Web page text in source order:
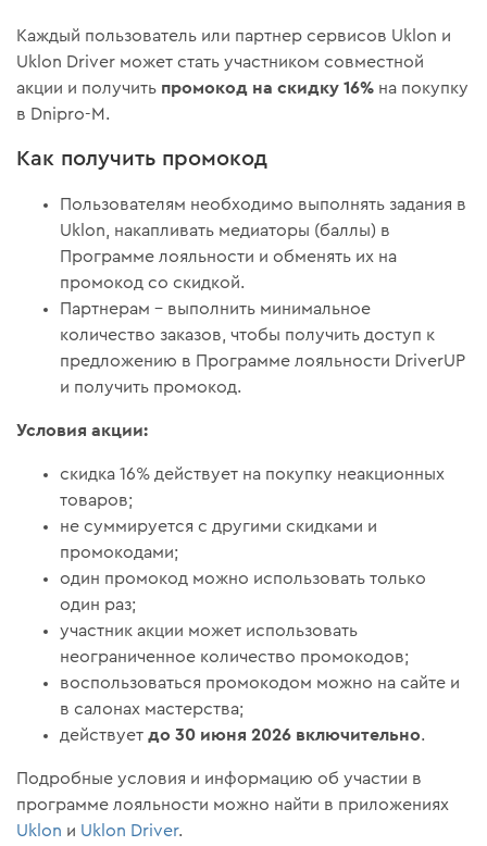
Каждый пользователь или партнер сервисов Uklon и
Uklon Driver может стать участником совместной
акции и получить промокод на скидку 16% на покупку
в Dnipro-M.
Как получить промокод
Пользователям необходимо выполнять задания в
Uklon, накапливать медиаторы (баллы) в
Программе лояльности и обменять их на
промокод со скидкой.
Партнерам – выполнить минимальное
количество заказов, чтобы получить доступ к
предложению в Программе лояльности DriverUP
и получить промокод.
Условия акции:
скидка 16% действует на покупку неакционных
товаров;
не суммируется с другими скидками и
промокодами;
один промокод можно использовать только
один раз;
участник акции может использовать
неограниченное количество промокодов;
воспользоваться промокодом можно на сайте и
в салонах мастерства;
действуетдо 30 июня 2026 включительно.
Подробные условия и информацию об участии в
программе лояльности можно найти в приложениях
Uklon и Uklon Driver.